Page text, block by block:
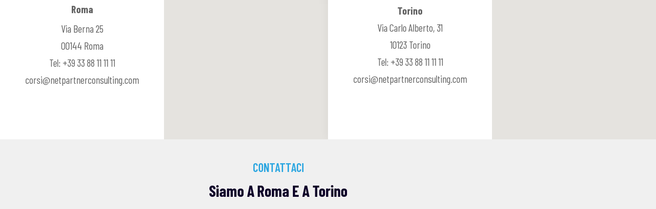
Roma
Via Berna 25
00144 Roma
Tel: +39 33 88 11 11 11
corsi@netpartnerconsulting.com
Torino
Via Carlo Alberto, 31
10123 Torino
Tel: +39 33 88 11 11 11
corsi@netpartnerconsulting.com
CONTATTACI
Siamo A Roma E A Torino